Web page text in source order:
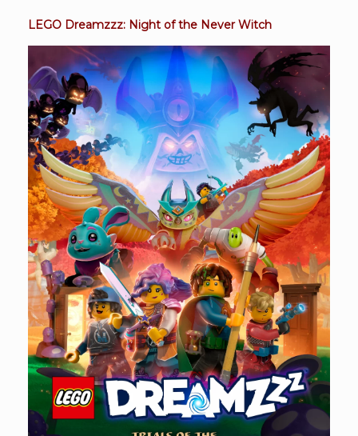
LEGO Dreamzzz: Night of the Never Witch